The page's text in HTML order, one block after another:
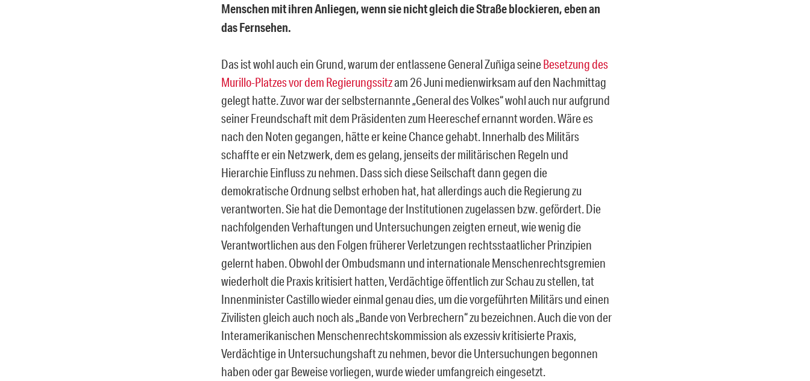
Menschen mit ihren Anliegen, wenn sie nicht gleich die Straße blockieren, eben an
das Fernsehen.
Das ist wohl auch ein Grund, warum der entlassene General Zuñiga seineBesetzung des
Murillo-Platzes vor dem Regierungssitzam 26 Juni medienwirksam auf den Nachmittag
gelegt hatte.Zuvor war der selbsternannte „General des Volkes“ wohl auch nur aufgrund
seiner Freundschaft mit dem Präsidentenzum Heereschef ernannt worden. Wäre es
nach den Noten gegangen, hätte er keine Chance gehabt. Innerhalb des Militärs
schaffte er ein Netzwerk, dem es gelang, jenseits der militärischen Regeln und
Hierarchie Einfluss zu nehmen. Dass sich diese Seilschaft dann gegen die
demokratische Ordnung selbst erhoben hat, hat allerdings auch die Regierung zu
verantworten. Sie hat die Demontage der Institutionen zugelassen bzw. gefördert. Die
nachfolgenden Verhaftungen und Untersuchungen zeigten erneut, wie wenig die
Verantwortlichen aus den Folgen früherer Verletzungen rechtsstaatlicher Prinzipien
gelernt haben. Obwohl der Ombudsmann und internationale Menschenrechtsgremien
wiederholt die Praxis kritisiert hatten, Verdächtige öffentlich zur Schau zu stellen, tat
Innenminister Castillo wieder einmal genau dies, um die vorgeführten Militärs und einen
Zivilisten gleich auch noch als „Bande von Verbrechern“ zu bezeichnen. Auch die von der
Interamerikanischen Menschenrechtskommission als exzessiv kritisierte Praxis,
Verdächtige in Untersuchungshaft zu nehmen, bevor die Untersuchungen begonnen
haben oder gar Beweise vorliegen, wurde wieder umfangreich eingesetzt.